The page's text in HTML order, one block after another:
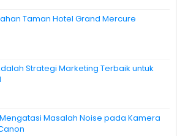
Taman Hotel Grand Mercure
Strategi Marketing Terbaik untuk
Masalah Noise pada Kamera